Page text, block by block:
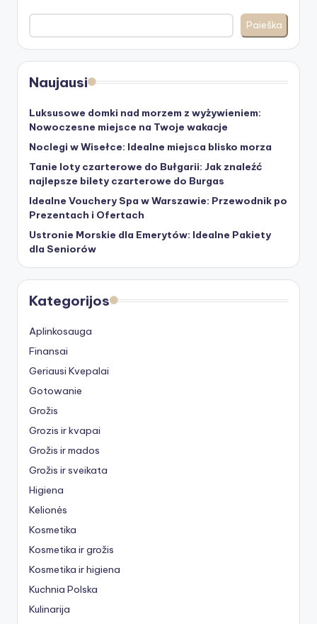
Paieška
Naujausi
Luksusowe domki nad morzem z wyżywieniem:
Nowoczesne miejsce na Twoje wakacje
Noclegi w Wisełce: Idealne miejsca blisko morza
Tanie loty czarterowe do Bułgarii: Jak znaleźć
najlepsze bilety czarterowe do Burgas
Idealne Vouchery Spa w Warszawie: Przewodnik po
Prezentach i Ofertach
Ustronie Morskie dla Emerytów: Idealne Pakiety
dla Seniorów
Kategorijos
Aplinkosauga
Finansai
Geriausi Kvepalai
Gotowanie
Grožis
Grozis ir kvapai
Grožis ir mados
Grožis ir sveikata
Higiena
Kelionės
Kosmetika
Kosmetika ir grožis
Kosmetika ir higiena
Kuchnia Polska
Kulinarija